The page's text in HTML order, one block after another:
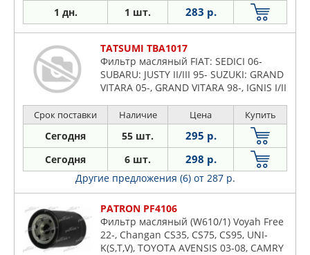
1 дн. 1 шт. 283 р.
TATSUMI TBA1017
Фильтр масляный FIAT: SEDICI 06-
SUBARU: JUSTY II/III 95- SUZUKI: GRAND
VITARA 05-, GRAND VITARA 98-, IGNIS I/II
Срок поставки Наличие Цена Купить
Сегодня 55 шт. 295 р.
Сегодня 6 шт. 298 р.
Другие предложения (6) от 287 р.
PATRON PF4106
Фильтр масляный (W610/1) Voyah Free
22-, Changan CS35, CS75, CS95, UNI-
K(S,T,V), TOYOTA AVENSIS 03-08, CAMRY